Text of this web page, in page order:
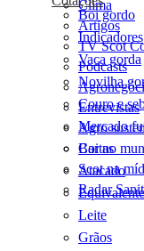
Clima
Artigos
TV Scot
Podcasts
Entrevistas
Agro
Cartas
Scot na
Radar
Boi gordo
Indicadores
Vaca gorda
Novilha
Couro e
Mercado
Boi no
Atacado
Leite
Grãos